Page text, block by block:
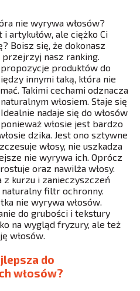
nie wyrywa włosów?
artykułów, ale ciężko Ci
Boisz się, że dokonasz
przejrzyj nasz ranking.
produktów do
innymi taką, która nie
Takimi cechami odznacza
włosiem. Staje się
nadaje się do włosów
włosie jest bardzo
dzika. Jest ono sztywne
włosy, nie uszkadza
nie wyrywa ich. Oprócz
oraz nawilża włosy.
z kurzu i zanieczyszczeń
filtr ochronny.
nie wyrywa włosów.
do grubości i tekstury
na wygląd fryzury, ale też
włosów.
do
włosów?